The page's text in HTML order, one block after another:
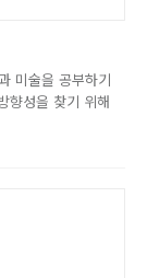
미술을 공부하기
성을 찾기 위해
일이라고 느꼈